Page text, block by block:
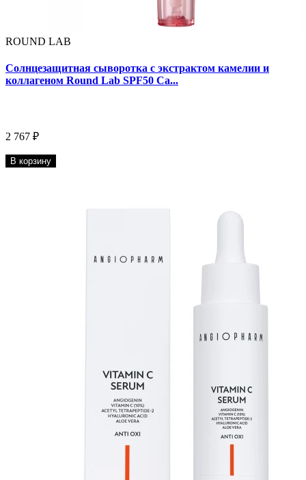
ROUND LAB
Солнцезащитная сыворотка с экстрактом камелии и
коллагеном Round Lab SPF50 Ca...
2 767 ₽
В корзину